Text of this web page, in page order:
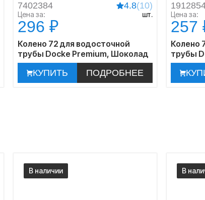
7402384 4.8(10)
Цена за: шт.
296 ₽
Колено 72 для водосточной
трубы Docke Premium, Шоколад
КУПИТЬ
ПОДРОБНЕЕ
Цена за:
257
Колено
трубы
В наличии В